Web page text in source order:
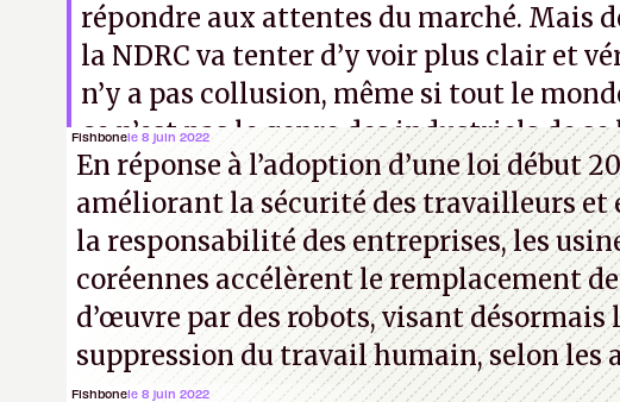
répondre aux attentes du marché. Mais
la NDRC va tenter d’y voir plus clair et
n’y a pas collusion, même si tout le
ce n’est pas le genre des industriels de
telles pratiques.
Fishbonele 8 juin 2022
En réponse à l’adoption d’une loi début
améliorant la sécurité des travailleurs et
la responsabilité des entreprises, les
coréennes accélèrent le remplacement
d’œuvre par des robots, visant désormais
suppression du travail humain, selon les
Fishbonele 8 juin 2022